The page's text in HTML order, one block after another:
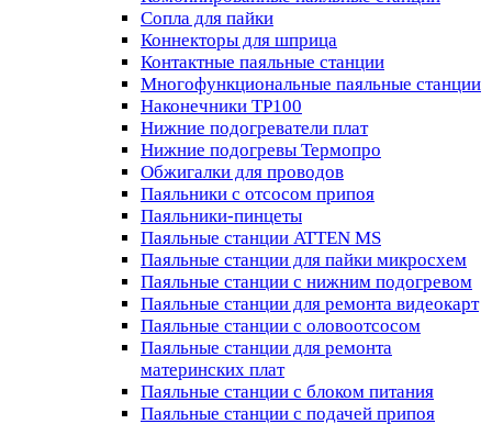
Сопла для пайки
Коннекторы для шприца
Контактные паяльные станции
Многофункциональные паяльные станции
Наконечники TP100
Нижние подогреватели плат
Нижние подогревы Термопро
Обжигалки для проводов
Паяльники с отсосом припоя
Паяльники-пинцеты
Паяльные станции ATTEN MS
Паяльные станции для пайки микросхем
Паяльные станции с нижним подогревом
Паяльные станции для ремонта видеокарт
Паяльные станции с оловоотсосом
Паяльные станции для ремонта
материнских плат
Паяльные станции с блоком питания
Паяльные станции с подачей припоя